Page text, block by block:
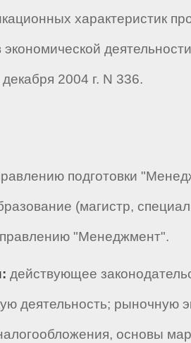
характеристик
2004 г. N 336.
подготовки
(магистр,
"Менеджмент".
действующее
деятельность; рыночную
основы